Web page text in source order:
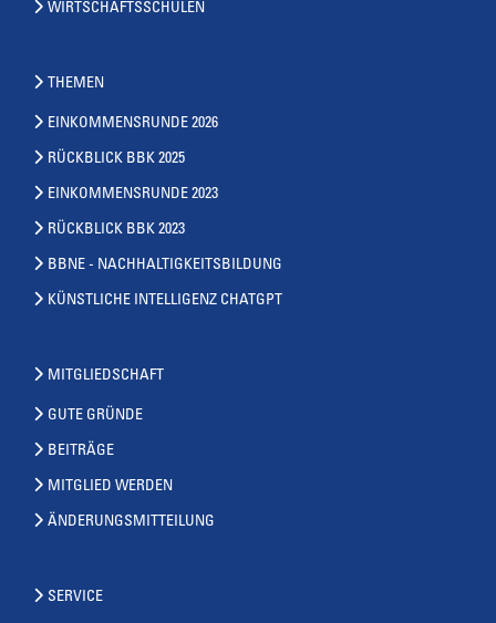
WIRTSCHAFTSSCHULEN
THEMEN
EINKOMMENSRUNDE 2026
RÜCKBLICK BBK 2025
EINKOMMENSRUNDE 2023
RÜCKBLICK BBK 2023
BBNE - NACHHALTIGKEITSBILDUNG
KÜNSTLICHE INTELLIGENZ CHATGPT
MITGLIEDSCHAFT
GUTE GRÜNDE
BEITRÄGE
MITGLIED WERDEN
ÄNDERUNGSMITTEILUNG
SERVICE